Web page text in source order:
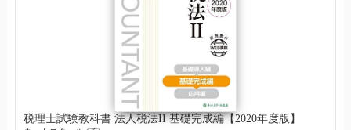
税理士試験教科書 法人税法II 基礎完成編【2020年度版】